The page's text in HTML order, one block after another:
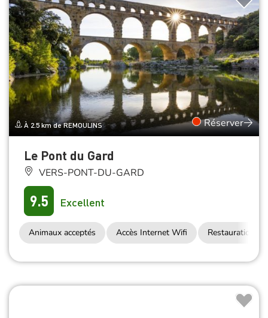
À 2.5 km de REMOULINS Réserver
Le Pont du Gard
VERS-PONT-DU-GARD
9.5 Excellent
Animaux acceptés Accès Internet Wifi Restauration